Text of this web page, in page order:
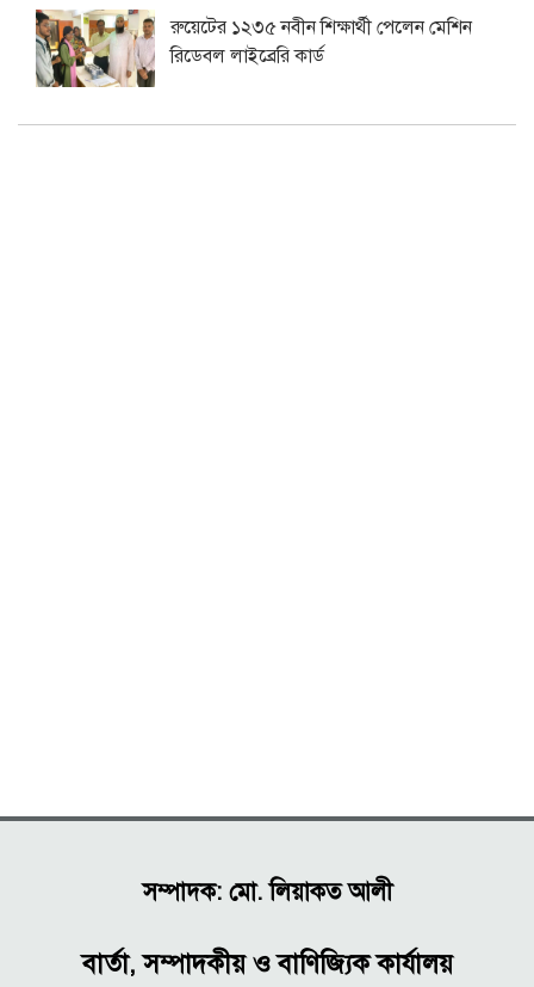
রুয়েটের ১২৩৫ নবীন শিক্ষার্থী পেলেন মেশিন
রিডেবল লাইব্রেরি কার্ড
সম্পাদক: মো. লিয়াকত আলী
বার্তা, সম্পাদকীয় ও বাণিজ্যিক কার্যালয়